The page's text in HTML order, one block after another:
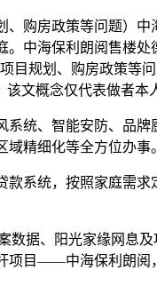
购房政策等问题）中
中海保利朗阅售楼
目规划、购房政策等
文概念仅代表做者本
统、智能安防、品牌
精细化等全方位办事。
系统，按照家庭需求
据、阳光家缘网息
项目——中海保利朗阅